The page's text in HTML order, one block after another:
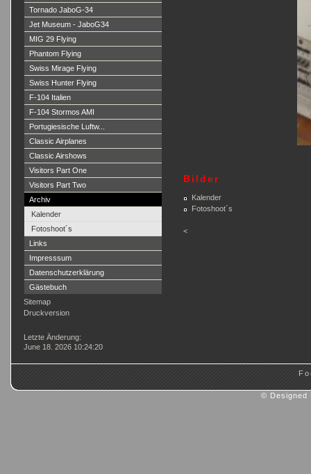
Tornado JaboG-34
Jet Museum - JaboG34
MIG 29 Flying
Phantom Flying
Swiss Mirage Flying
Swiss Hunter Flying
F-104 Italien
F-104 Stormos AMI
Portugiesische Luftw...
Classic Airplanes
Classic Airshows
Visitors Part One
Visitors Part Two
Archiv
Kalender
Fotoshoot´s
Links
Impresssum
Datenschutzerklärung
Gästebuch
Sitemap
Druckversion
Letzte Änderung:
June 18. 2026 10:24:20
Bilder
Kalender
Fotoshoot´s
<
© Designed